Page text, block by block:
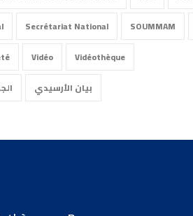
Secrétariat National SOUMMAM
Vidéo
Vidéothèque
بيان الأرسيدي